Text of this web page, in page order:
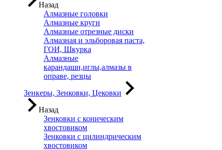
Назад
Алмазные головки
Алмазные круги
Алмазные отрезные диски
Алмазная и эльборовая паста,
ГОИ, Шкурка
Алмазные
карандаши,иглы,алмазы в
оправе, резцы
Зенкеры, Зенковки, Цековки
Назад
Зенковки с коническим
хвостовиком
Зенковки с цилиндрическим
хвостовиком